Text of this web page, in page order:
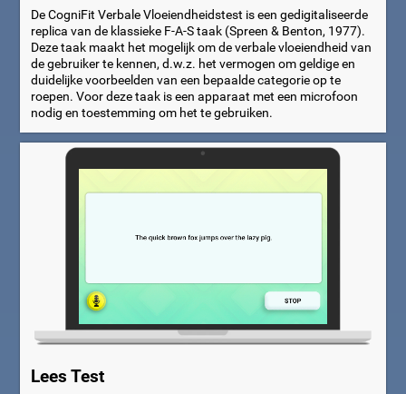
De CogniFit Verbale Vloeiendheidstest is een gedigitaliseerde
replica van de klassieke F-A-S taak (Spreen & Benton, 1977).
Deze taak maakt het mogelijk om de verbale vloeiendheid van
de gebruiker te kennen, d.w.z. het vermogen om geldige en
duidelijke voorbeelden van een bepaalde categorie op te
roepen. Voor deze taak is een apparaat met een microfoon
nodig en toestemming om het te gebruiken.
Lees Test